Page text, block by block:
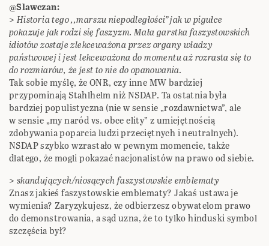
@Slawczan:
> Historia tego ,,marszu niepodległości” jak w pigułce
pokazuje jak rodzi się faszyzm. Mała garstka faszystowskich
idiotów zostaje zlekceważona przez organy władzy
państwowej i jest lekceważona do momentu aż rozrasta się to
do rozmiarów, że jest to nie do opanowania.
Tak sobie myślę, że ONR, czy inne MW bardziej
przypominają Stahlhelm niż NSDAP. Ta ostatnia była
bardziej populistyczna (nie w sensie „rozdawnictwa”, ale
w sensie „my naród vs. obce elity” z umiejętnością
zdobywania poparcia ludzi przeciętnych i neutralnych).
NSDAP szybko wzrastało w pewnym momencie, także
dlatego, że mogli pokazać nacjonalistów na prawo od siebie.
> skandujących/niosących faszystowskie emblematy
Znasz jakieś faszystowskie emblematy? Jakaś ustawa je
wymienia? Zaryzykujesz, że odbierzesz obywatelom prawo
do demonstrowania, a sąd uzna, że to tylko hinduski symbol
szczęścia był?